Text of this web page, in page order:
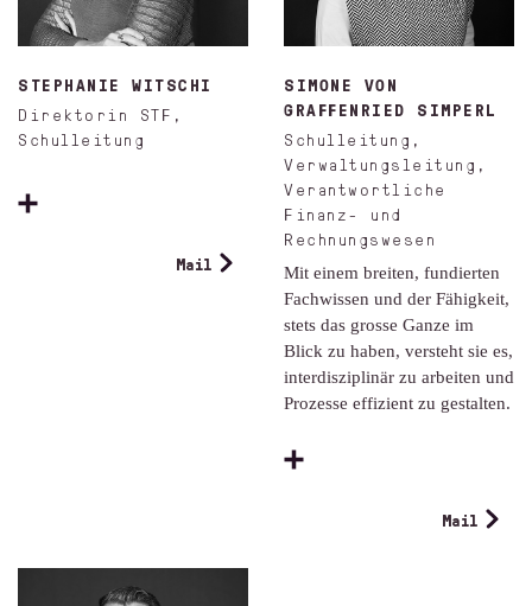
STEPHANIE WITSCHI
Direktorin STF,
Schulleitung
Mail
SIMONE VON
GRAFFENRIED SIMPERL
Schulleitung,
Verwaltungsleitung,
Verantwortliche
Finanz- und
Rechnungswesen
Mit einem breiten, fundierten
Fachwissen und der Fähigkeit,
stets das grosse Ganze im
Blick zu haben, versteht sie es,
interdisziplinär zu arbeiten und
Prozesse effizient zu gestalten.
Mail